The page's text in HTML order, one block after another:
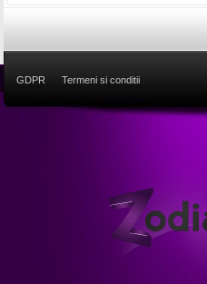
GDPR Termeni si conditii